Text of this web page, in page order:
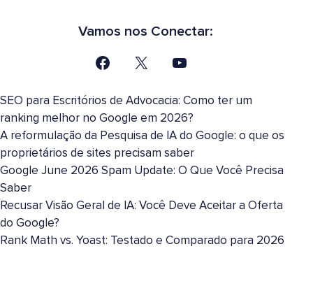
Vamos nos Conectar:
SEO para Escritórios de Advocacia: Como ter um
ranking melhor no Google em 2026?
A reformulação da Pesquisa de IA do Google: o que os
proprietários de sites precisam saber
Google June 2026 Spam Update: O Que Você Precisa
Saber
Recusar Visão Geral de IA: Você Deve Aceitar a Oferta
do Google?
Rank Math vs. Yoast: Testado e Comparado para 2026